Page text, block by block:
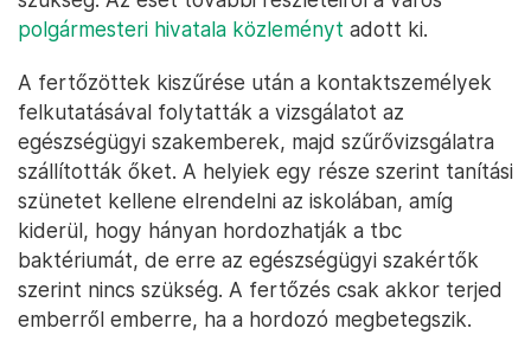
polgármesteri hivatala közleményt adott ki.
A fertőzöttek kiszűrése után a kontaktszemélyek
felkutatásával folytatták a vizsgálatot az
egészségügyi szakemberek, majd szűrővizsgálatra
szállították őket. A helyiek egy része szerint tanítási
szünetet kellene elrendelni az iskolában, amíg
kiderül, hogy hányan hordozhatják a tbc
baktériumát, de erre az egészségügyi szakértők
szerint nincs szükség. A fertőzés csak akkor terjed
emberről emberre, ha a hordozó megbetegszik.